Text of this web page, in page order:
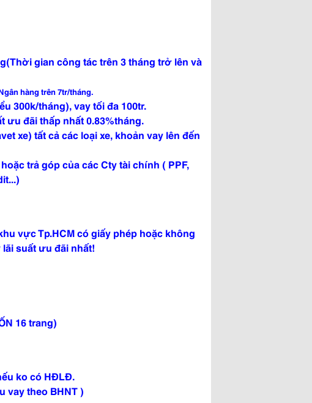
Thời gian công tác trên 3 tháng trở lên và
hàng trên 7tr/tháng.
300k/tháng), vay tối đa 100tr.
ưu đãi thấp nhất 0.83%tháng.
xe) tất cả các loại xe, khoản vay lên đến
trả góp của các Cty tài chính ( PPF,
vực Tp.HCM có giấy phép hoặc không
suất ưu đãi nhất!
16 trang)
ko có HĐLĐ.
vay theo BHNT )